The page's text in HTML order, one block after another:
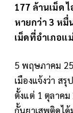
177 ล้านเม็ด
หายกว่า 3 หมื่
เม็ดที่อำเภอแ
5 พฤษภาคม
เมืองแจ้งว่า ส
ตั้งแต่ 1 ตุลาค
กั้นยาเสพติดได้